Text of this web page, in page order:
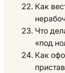
Как
Что
«под
Как